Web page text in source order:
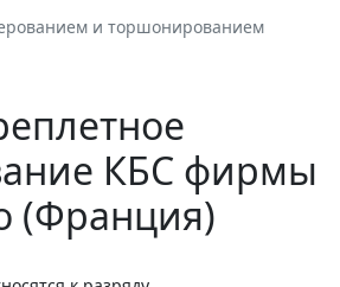
и торшонированием
КБС фирмы
(Франция)